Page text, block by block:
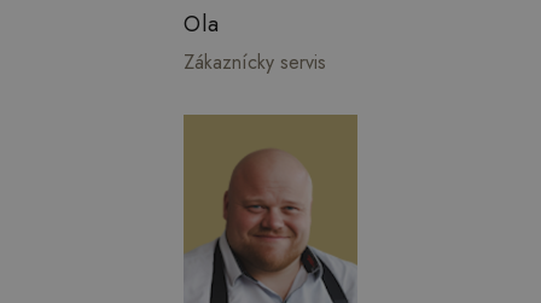
Ola
Zákaznícky servis